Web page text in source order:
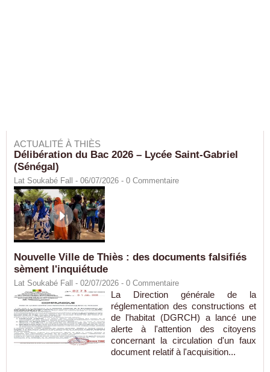
ACTUALITÉ À THIÈS
Délibération du Bac 2026 – Lycée Saint-Gabriel
(Sénégal)
Lat Soukabé Fall - 06/07/2026 - 0 Commentaire
Nouvelle Ville de Thiès : des documents falsifiés
sèment l'inquiétude
Lat Soukabé Fall - 02/07/2026 - 0 Commentaire
La Direction générale de la
réglementation des constructions et
de l'habitat (DGRCH) a lancé une
alerte à l'attention des citoyens
concernant la circulation d'un faux
document relatif à l'acquisition...